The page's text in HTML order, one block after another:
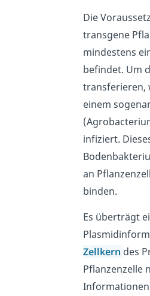
Die
transgene
mindestens
befindet. Um
transferieren,
einem
infiziert.
an
binden.
Es überträgt
Zellkern des
Pflanzenzelle